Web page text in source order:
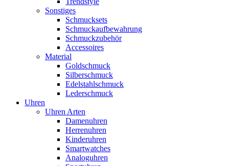
Sonstiges
Schmucksets
Schmuckaufbewahrung
Schmuckzubehör
Accessoires
Material
Goldschmuck
Silberschmuck
Edelstahlschmuck
Lederschmuck
Uhren
Uhren Arten
Damenuhren
Herrenuhren
Kinderuhren
Smartwatches
Analoguhren